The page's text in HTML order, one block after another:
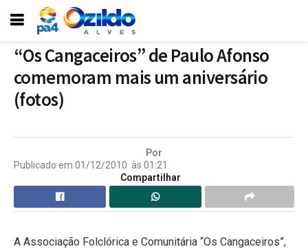
“Os Cangaceiros” de Paulo Afonso
comemoram mais um aniversário
(fotos)
Por
Publicado em 01/12/2010 às 01:21
Compartilhar
A Associação Folclórica e Comunitária “Os Cangaceiros”,